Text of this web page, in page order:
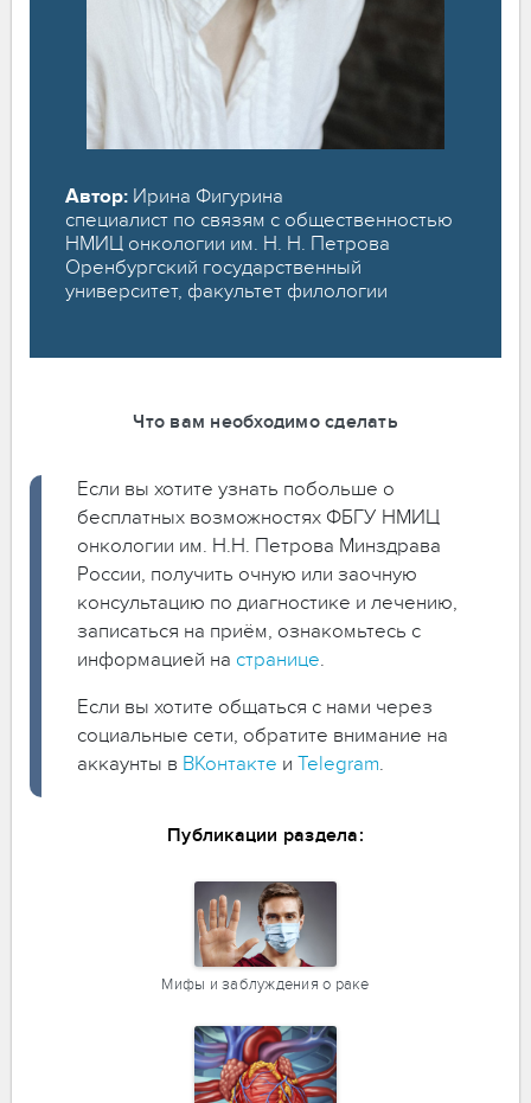
Автор: Ирина Фигурина
специалист по связям с общественностью
НМИЦ онкологии им. Н. Н. Петрова
Оренбургский государственный
университет, факультет филологии
Что вам необходимо сделать
Если вы хотите узнать побольше о
бесплатных возможностях ФБГУ НМИЦ
онкологии им. Н.Н. Петрова Минздрава
России, получить очную или заочную
консультацию по диагностике и лечению,
записаться на приём, ознакомьтесь с
информацией на странице.
Если вы хотите общаться с нами через
социальные сети, обратите внимание на
аккаунты в ВКонтакте и Telegram.
Публикации раздела:
Мифы и заблуждения о раке